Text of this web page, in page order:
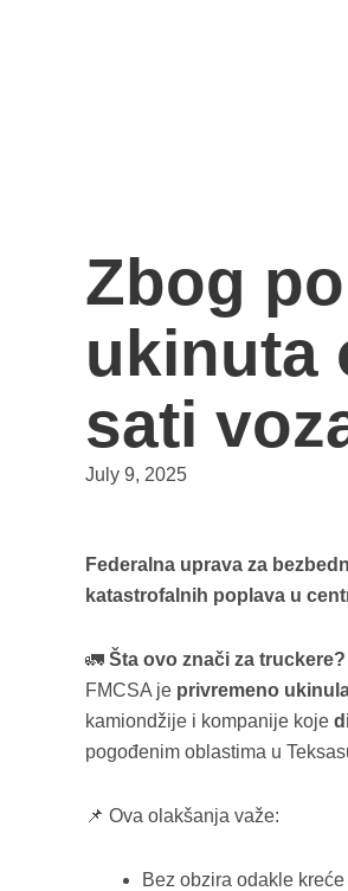
Zbog
ukinuta
sati
July 9, 2025
Federalna uprava za
katastrofalnih poplava u
🚛Šta ovo znači za truckere?
FMCSA je privremeno
kamiondžije i kompanije koje
pogođenim oblastima u
📌 Ova olakšanja važe:
Bez obzira odakle kreće